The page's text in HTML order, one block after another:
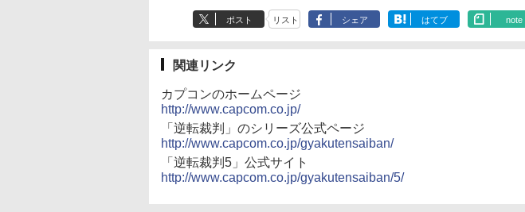
ポスト リスト シェア はてブ note
関連リンク
カプコンのホームページ
http://www.capcom.co.jp/
「逆転裁判」のシリーズ公式ページ
http://www.capcom.co.jp/gyakutensaiban/
「逆転裁判5」公式サイト
http://www.capcom.co.jp/gyakutensaiban/5/